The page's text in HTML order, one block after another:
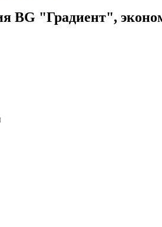
BG "Градиент",